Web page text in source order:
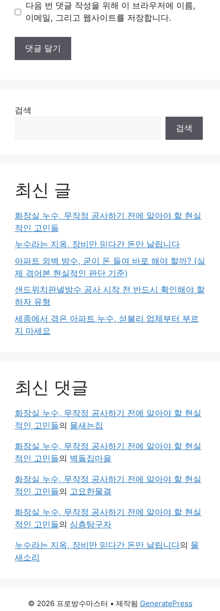
트
다음 번 댓글 작성을 위해 이 브라우저에 이름,
이메일, 그리고 웹사이트를 저장합니다.
검색
검색
최신 글
화장실 누수, 무작정 공사하기 전에 알아야 할 현실
적인 고민들
누수라는 지옥, 장비만 믿다간 돈만 날립니다
아파트 외벽 방수, 굳이 돈 들여 바로 해야 할까? (실
제 겪어본 현실적인 판단 기준)
샌드위치판넬방수 공사 시작 전 반드시 확인해야 할
하자 유형
세종에서 겪은 아파트 누수, 섣불리 업체부터 부르
지 마세요
최신 댓글
화장실 누수, 무작정 공사하기 전에 알아야 할 현실
적인 고민들의 물새는집
화장실 누수, 무작정 공사하기 전에 알아야 할 현실
적인 고민들의 벽돌집마을
화장실 누수, 무작정 공사하기 전에 알아야 할 현실
적인 고민들의 고요한물결
화장실 누수, 무작정 공사하기 전에 알아야 할 현실
적인 고민들의 심층탐구자
누수라는 지옥, 장비만 믿다간 돈만 날립니다의 물
새소리
© 2026 프로방수마스터 • 제작됨 GeneratePress